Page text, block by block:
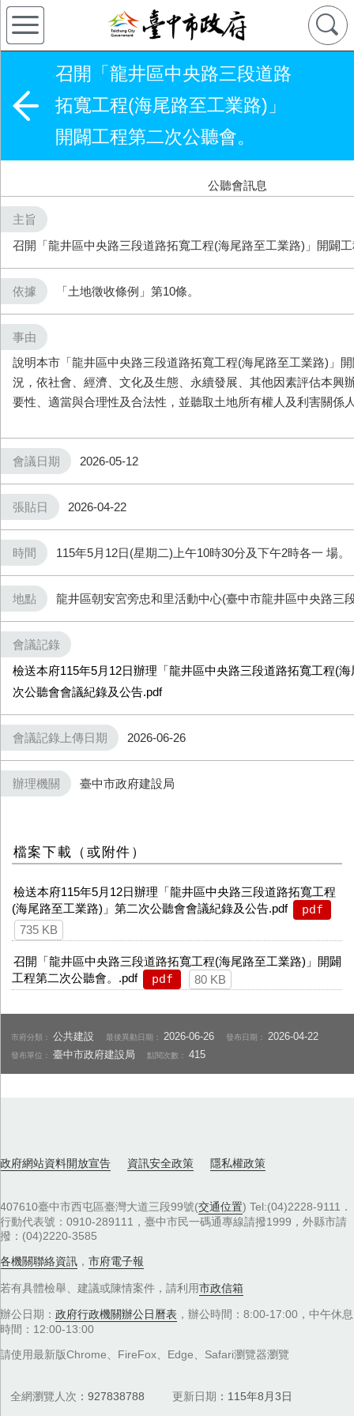
召開「龍井區中央路三段道路
拓寬工程(海尾路至工業路)」
開闢工程第二次公聽會。
公聽會訊息
主旨
召開「龍井區中央路三段道路拓寬工程(海尾路至工業路)」開闢
依據 「土地徵收條例」第10條。
事由
說明本市「龍井區中央路三段道路拓寬工程(海尾路至工業路)」
況，依社會、經濟、文化及生態、永續發展、其他因素評估本興
要性、適當與合理性及合法性，並聽取土地所有權人及利害關係
會議日期 2026-05-12
張貼日 2026-04-22
時間 115年5月12日(星期二)上午10時30分及下午2時各一 場。
地點 龍井區朝安宮旁忠和里活動中心(臺中市龍井區中央路三
會議記錄
檢送本府115年5月12日辦理「龍井區中央路三段道路拓寬工程(
次公聽會會議紀錄及公告.pdf
會議記錄上傳日期 2026-06-26
辦理機關 臺中市政府建設局
檔案下載（或附件）
檢送本府115年5月12日辦理「龍井區中央路三段道路拓寬工程
(海尾路至工業路)」第二次公聽會會議紀錄及公告.pdf
pdf
735 KB
召開「龍井區中央路三段道路拓寬工程(海尾路至工業路)」開闢
工程第二次公聽會。.pdf
pdf 80 KB
市府分類：公共建設 最後異動日期： 2026-06-26 發布日期： 2026-04-22
發布單位：臺中市政府建設局 點閱次數：415
政府網站資料開放宣告 資訊安全政策 隱私權政策
407610臺中市西屯區臺灣大道三段99號(交通位置) Tel:(04)2228-9111．
行動代表號：0910-289111，臺中市民一碼通專線請撥1999，外縣市請
撥：(04)2220-3585
各機關聯絡資訊 ， 市府電子報
若有具體檢舉、建議或陳情案件，請利用市政信箱
辦公日期： 政府行政機關辦公日曆表 ，辦公時間：8:00-17:00，中午休息
時間：12:00-13:00
請使用最新版Chrome、FireFox、Edge、Safari瀏覽器瀏覽
全網瀏覽人次 927838788 更新日期 115年8月3日